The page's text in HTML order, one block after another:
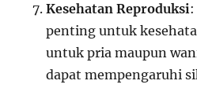
Kesehatan Reproduksi
penting untuk
untuk pria maupun
dapat mempengaruhi